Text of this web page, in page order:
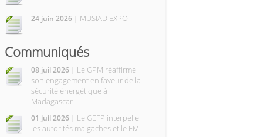
24 juin 2026 | MUSIAD EXPO
Communiqués
08 juil 2026 | Le GPM réaffirme
son engagement en faveur de la
sécurité énergétique à
Madagascar
01 juil 2026 | Le GEFP interpelle
les autorités malgaches et le FMI